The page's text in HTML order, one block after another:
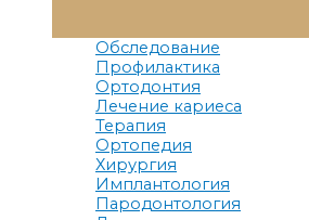
Меню
Обследование
Профилактика
Ортодонтия
Лечение кариеса
Терапия
Ортопедия
Хирургия
Имплантология
Пародонтология